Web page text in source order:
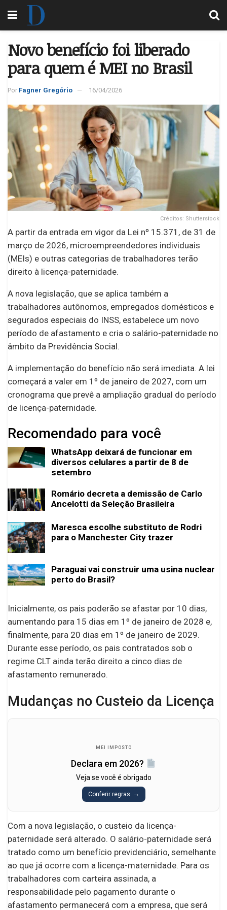
Novo benefício foi liberado
para quem é MEI no Brasil
Por Fagner Gregório 16/04/2026
Créditos: Shutterstock
A partir da entrada em vigor da Lei nº 15.371, de 31 de
março de 2026, microempreendedores individuais
(MEIs) e outras categorias de trabalhadores terão
direito à licença-paternidade.
A nova legislação, que se aplica também a
trabalhadores autônomos, empregados domésticos e
segurados especiais do INSS, estabelece um novo
período de afastamento e cria o salário-paternidade no
âmbito da Previdência Social.
A implementação do benefício não será imediata. A lei
começará a valer em 1º de janeiro de 2027, com um
cronograma que prevê a ampliação gradual do período
de licença-paternidade.
Recomendado para você
WhatsApp deixará de funcionar em
diversos celulares a partir de 8 de
setembro
Romário decreta a demissão de Carlo
Ancelotti da Seleção Brasileira
Maresca escolhe substituto de Rodri
para o Manchester City trazer
Paraguai vai construir uma usina nuclear
perto do Brasil?
Inicialmente, os pais poderão se afastar por 10 dias,
aumentando para 15 dias em 1º de janeiro de 2028 e,
finalmente, para 20 dias em 1º de janeiro de 2029.
Durante esse período, os pais contratados sob o
regime CLT ainda terão direito a cinco dias de
afastamento remunerado.
Mudanças no Custeio da Licença
MEI IMPOSTO
Declara em 2026?
Veja se você é obrigado
Conferir regras
Com a nova legislação, o custeio da licença-
paternidade será alterado. O salário-paternidade será
tratado como um benefício previdenciário, semelhante
ao que já ocorre com a licença-maternidade. Para os
trabalhadores com carteira assinada, a
responsabilidade pelo pagamento durante o
afastamento permanecerá com a empresa, que será